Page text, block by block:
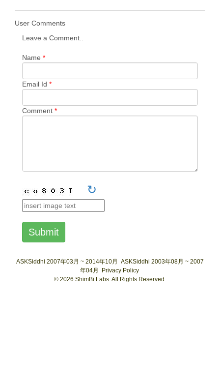
User Comments
Leave a Comment..
Name *
Email Id *
Comment *
↻
Submit
ASKSiddhi 2007年03月 ~ 2014年10月
ASKSiddhi 2003年08月 ~ 2007
年04月
Privacy Policy
© 2026 ShimBi Labs. All Rights Reserved.